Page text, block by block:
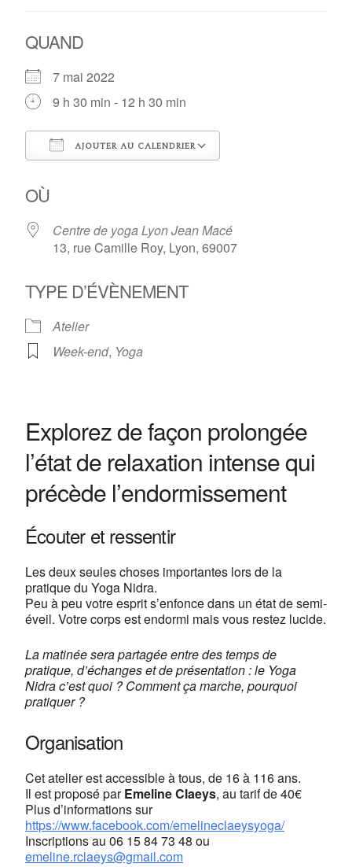
QUAND
7 mai 2022
9 h 30 min - 12 h 30 min
AJOUTER AU CALENDRIER
OÙ
Centre de yoga Lyon Jean Macé
13, rue Camille Roy, Lyon, 69007
TYPE D’ÉVÈNEMENT
Atelier
Week-end, Yoga
Voir Évènements
This page can't load Google Maps correctly.
Do you own this website? OK
Explorez de façon prolongée
l’état de relaxation intense qui
précède l’endormissement
Écouter et ressentir
Les deux seules choses importantes lors de la
pratique du Yoga Nidra.
Peu à peu votre esprit s’enfonce dans un état de semi-
éveil. Votre corps est endormi mais vous restez lucide.
La matinée sera partagée entre des temps de
pratique, d’échanges et de présentation : le Yoga
Nidra c’est quoi ? Comment ça marche, pourquoi
pratiquer ?
Organisation
Cet atelier est accessible à tous, de 16 à 116 ans.
Il est proposé parEmeline Claeys, au tarif de 40€
Plus d’informations sur
https://www.facebook.com/emelineclaeysyoga/
Inscriptions au 06 15 84 73 48 ou
emeline.rclaeys@gmail.com